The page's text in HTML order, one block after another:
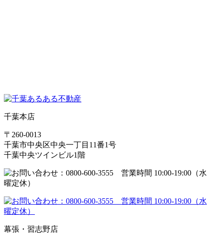
千葉本店
〒260-0013
千葉市中央区中央一丁目11番1号
千葉中央ツインビル1階
幕張・習志野店